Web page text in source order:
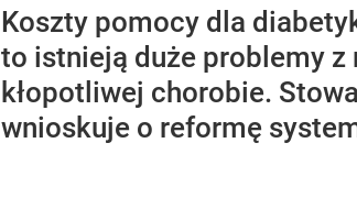
Koszty pomocy dla
to istnieją duże problemy
kłopotliwej chorobie.
wnioskuje o reformę